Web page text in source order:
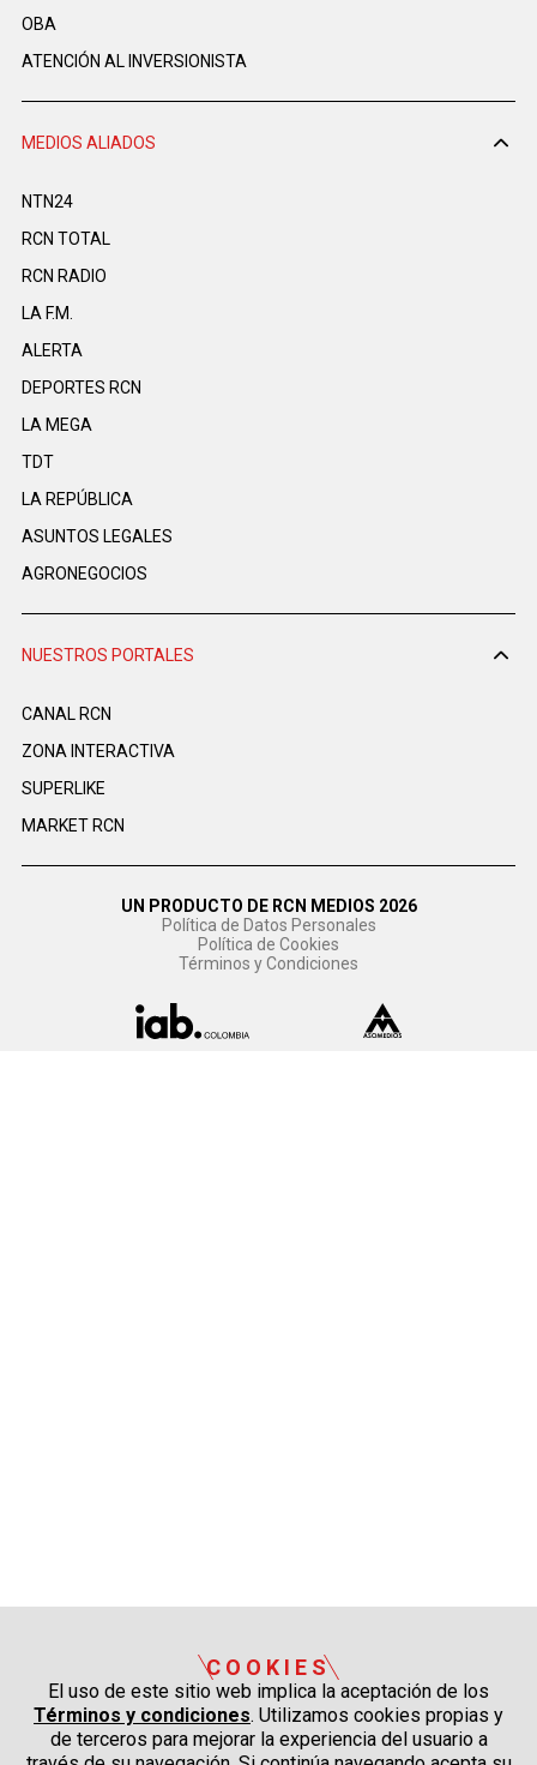
OBA
ATENCIÓN AL INVERSIONISTA
MEDIOS ALIADOS
NTN24
RCN TOTAL
RCN RADIO
LA F.M.
ALERTA
DEPORTES RCN
LA MEGA
TDT
LA REPÚBLICA
ASUNTOS LEGALES
AGRONEGOCIOS
NUESTROS PORTALES
CANAL RCN
ZONA INTERACTIVA
SUPERLIKE
MARKET RCN
UN PRODUCTO DE RCN MEDIOS 2026
Política de Datos Personales
Política de Cookies
Términos y Condiciones
COOKIES
El uso de este sitio web implica la aceptación de los
Términos y condiciones. Utilizamos cookies propias y
de terceros para mejorar la experiencia del usuario a